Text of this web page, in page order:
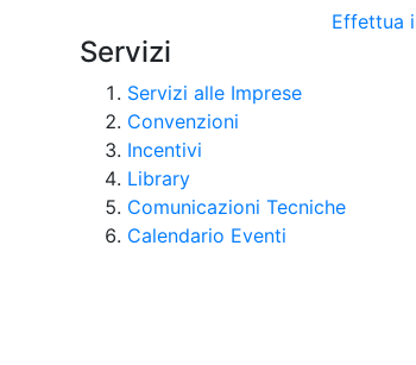
Effettua
Servizi
Servizi alle Imprese
Convenzioni
Incentivi
Library
Comunicazioni Tecniche
Calendario Eventi